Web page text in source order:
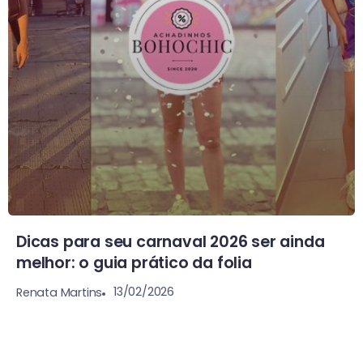
Dicas para seu carnaval 2026 ser ainda
melhor: o guia prático da folia
Renata Martins 13/02/2026